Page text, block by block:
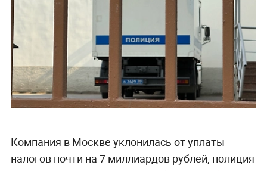
Компания в Москве уклонилась от уплаты
налогов почти на 7 миллиардов рублей, полиция